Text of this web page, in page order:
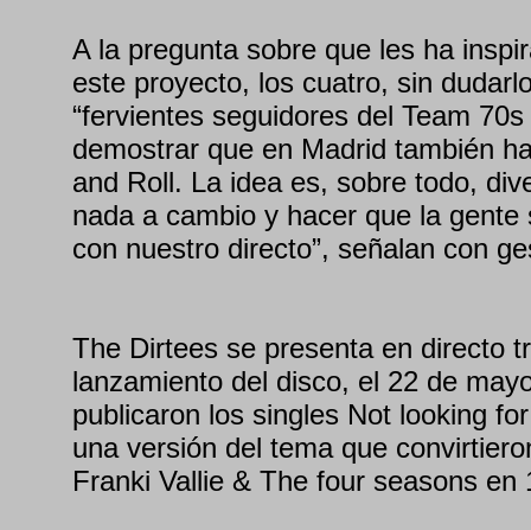
A la pregunta sobre que les ha
este proyecto, los cuatro, sin
“fervientes seguidores del Team
demostrar que en Madrid también
and Roll. La idea es, sobre todo,
nada a cambio y hacer que la
con nuestro directo”, señalan con
The Dirtees se presenta en directo
lanzamiento del disco, el 22 de
publicaron los singles Not looking
una versión del tema que
Franki Vallie & The four seasons en